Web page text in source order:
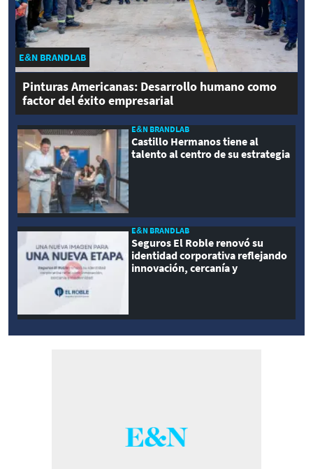
E&N BRANDLAB
Pinturas Americanas: Desarrollo humano como
factor del éxito empresarial
E&N BRANDLAB
Castillo Hermanos tiene al
talento al centro de su estrategia
E&N BRANDLAB
Seguros El Roble renovó su
identidad corporativa reflejando
innovación, cercanía y